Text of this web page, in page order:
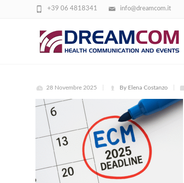
info@dreamcom.it
+39 06 4818341
SCADENZA ECM 2025
28 Novembre 2025 By Elena Costanzo